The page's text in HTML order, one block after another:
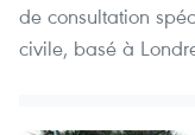
de consultation
civile, basé à